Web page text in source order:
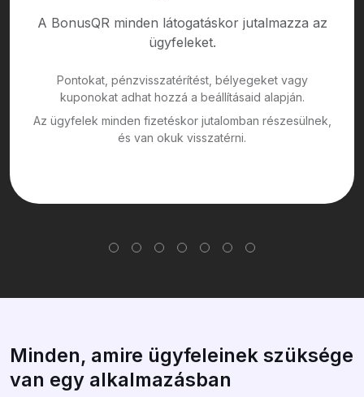
A BonusQR minden látogatáskor jutalmazza az
ügyfeleket.
Pontokat, pénzvisszatérítést, bélyegeket vagy
kuponokat adhat hozzá a beállításaid alapján.
Az ügyfelek minden fizetéskor jutalomban részesülnek,
és van okuk visszatérni.
Minden, amire ügyfeleinek szüksége
van egy alkalmazásban